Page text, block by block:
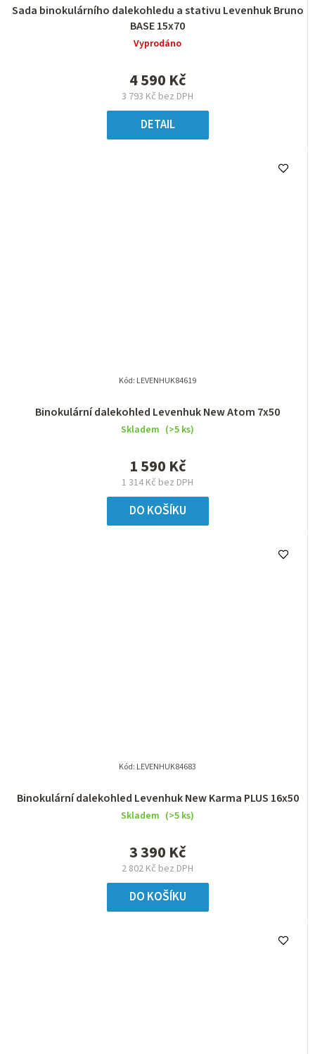
Sada binokulárního dalekohledu a stativu Levenhuk Bruno
BASE 15x70
Vyprodáno
3 793 Kč bez DPH
4 590 Kč
DETAIL
Binokulární dalekohled Levenhuk New Atom 7x50
Skladem (>5 ks)
1 314 Kč bez DPH
1 590 Kč
DO KOŠÍKU
Kód: LEVENHUK84619
Binokulární dalekohled Levenhuk New Karma PLUS 16x50
Skladem (>5 ks)
2 802 Kč bez DPH
3 390 Kč
DO KOŠÍKU
Kód: LEVENHUK84683